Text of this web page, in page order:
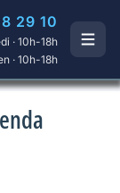
29 10
· 10h-18h
· 10h-18h